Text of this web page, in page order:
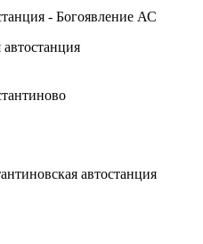
- Богоявление АС
автостанция